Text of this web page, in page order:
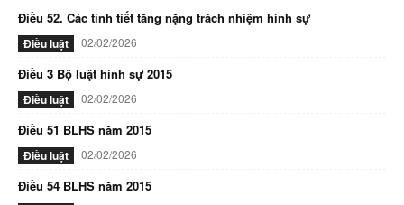
Điều 52. Các tình tiết tăng nặng trách nhiệm hình sự
Điều luật 02/02/2026
Điều 3 Bộ luật hính sự 2015
Điều luật 02/02/2026
Điều 51 BLHS năm 2015
Điều luật 02/02/2026
Điều 54 BLHS năm 2015